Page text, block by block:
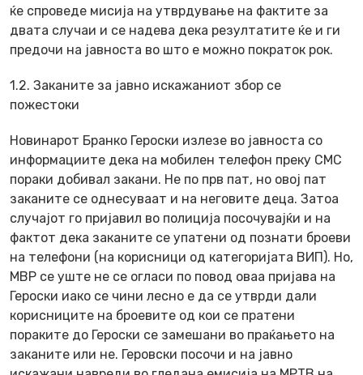
ќе спроведе мисија на утврдување на фактите за
двата случаи и се надева дека резултатите ќе и ги
предочи на јавноста во што е можно пократок рок.
1.2. Заканите за јавно искажаниот збор се
пожестоки
Новинарот Бранко Героски излезе во јавноста со
информациите дека на мобилен телефон преку СМС
пораки добивал закани. Не по прв пат, но овој пат
заканите се однесуваат и на неговите деца. Затоа
случајот го пријавил во полиција посочувајќи и на
фактот дека заканите се упатени од познати броеви
на телефони (на корисници од категоријата ВИП). Но,
МВР се уште не се огласи по повод оваа пријава на
Героски иако се чини лесно е да се утврди дали
корисниците на броевите од кои се пратени
пораките до Героски се замешани во праќањето на
заканите или не. Геровски посочи и на јавно